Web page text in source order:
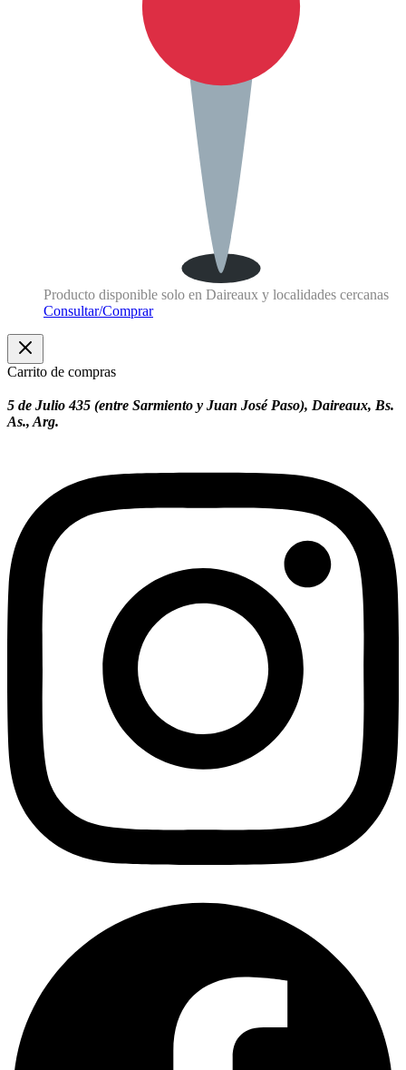
Producto disponible solo en Daireaux y localidades cercanas
Consultar/Comprar
Carrito de compras
5 de Julio 435 (entre Sarmiento y Juan José Paso), Daireaux, Bs.
As., Arg.